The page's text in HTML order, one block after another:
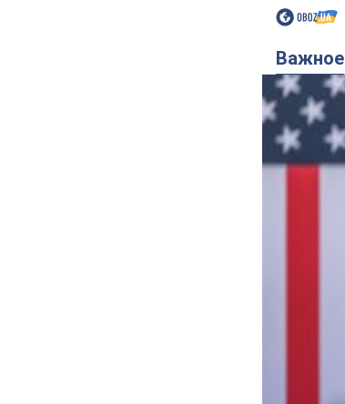
Важное